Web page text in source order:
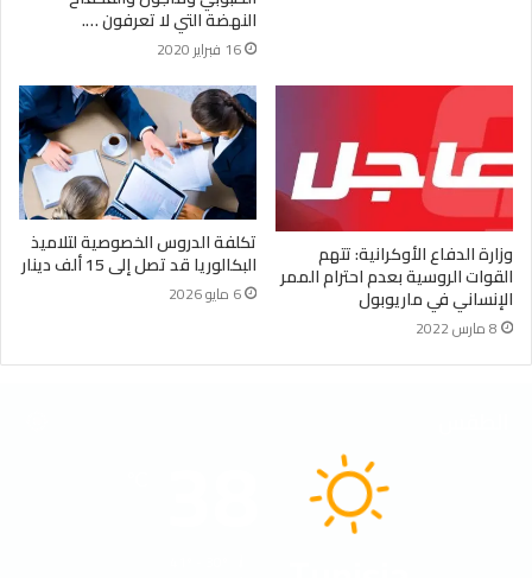
النهضة التي لا تعرفون ….
16 فبراير 2020
وزارة الدفاع الأوكرانية: تتهم
القوات الروسية بعدم احترام الممر
الإنساني في ماريوبول
8 مارس 2022
تكلفة الدروس الخصوصية لتلاميذ
البكالوريا قد تصل إلى 15 ألف دينار
6 مايو 2026